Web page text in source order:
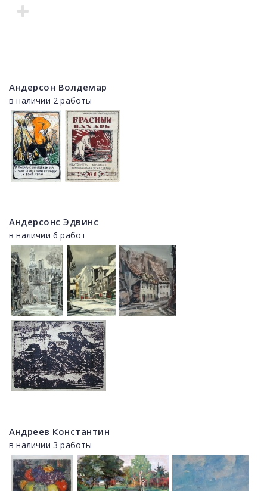
Андерсон Волдемар
в наличии 2 работы
Андерсонс Эдвинс
в наличии 6 работ
Андреев Константин
в наличии 3 работы